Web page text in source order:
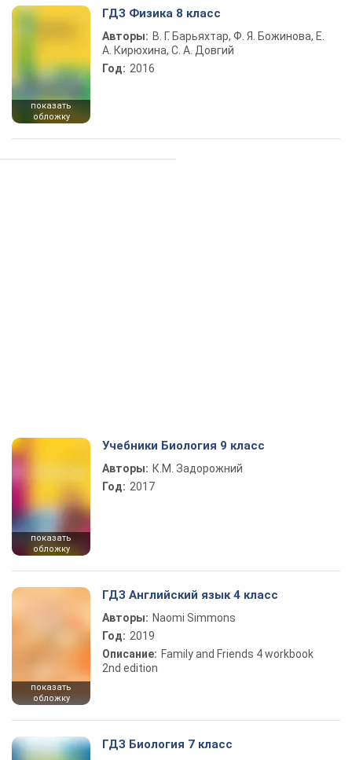
показать
обложку
ГДЗ Физика 8 класс
Авторы: В. Г. Барьяхтар, Ф. Я. Божинова, Е.
А. Кирюхина, С. А. Довгий
Год: 2016
показать
обложку
Учебники Биология 9 класс
Авторы: К.М. Задорожний
Год: 2017
показать
обложку
ГДЗ Английский язык 4 класс
Авторы: Naomi Simmons
Год: 2019
Описание: Family and Friends 4 workbook
2nd edition
ГДЗ Биология 7 класс